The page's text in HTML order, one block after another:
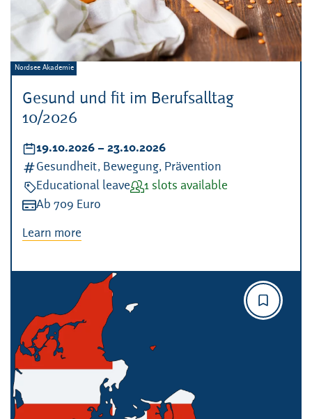
Gesund und fit im Berufsalltag
10/2026
Veranstalter:
Nordsee Akademie
Datum:
19.10.2026 – bis
23.10.2026
Kategorien:
Gesundheit, Bewegung, Prävention
Veranstaltungsart:
Educational leaveVerfügbarkeit:
1 slots available
Kosten:
Ab 709 Euro
Learn more